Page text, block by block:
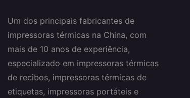
Um dos principais fabricantes de
impressoras térmicas na China, com
mais de 10 anos de experiência,
especializado em impressoras térmicas
de recibos, impressoras térmicas de
etiquetas, impressoras portáteis e